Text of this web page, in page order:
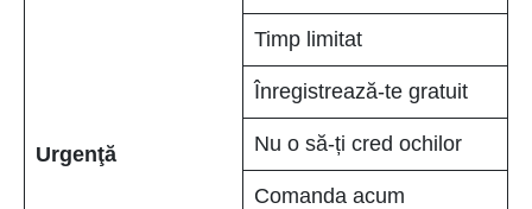
Urgenţă
Timp limitat
Înregistrează-te gratuit
Nu o să-ți cred ochilor
Comanda acum